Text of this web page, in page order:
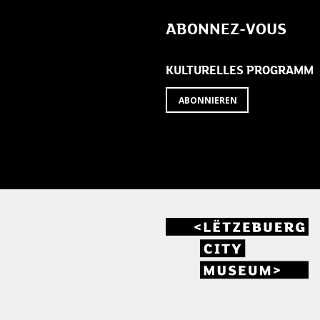
ABONNEZ-VOUS
KULTURELLES PROGRAMM
ABONNIEREN